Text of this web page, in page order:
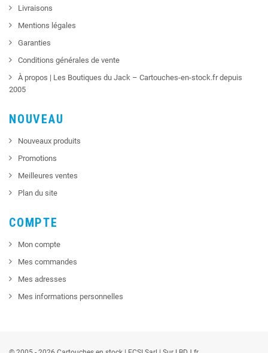
Livraisons
Mentions légales
Garanties
Conditions générales de vente
À propos | Les Boutiques du Jack – Cartouches-en-stock.fr depuis
2005
NOUVEAU
Nouveaux produits
Promotions
Meilleures ventes
Plan du site
COMPTE
Mon compte
Mes commandes
Mes adresses
Mes informations personnelles